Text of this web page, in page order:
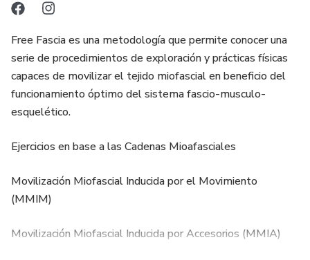
8. Cadena miofascial Línea Funcional Posterior (LFP)
9. Cadena miofascial Línea Lateral (LL)
10. Cadena miofascial Línea Anterior/Posterior –
Superficial/Profunda de los Brazos
(LASB/LAPB-LPSB/LPPB)
11. Cadena miofascial Línea Espiral (LE)
musculatura central (core)
Free Fascia es una metodología que permite conocer una
serie de procedimientos de exploración y prácticas físicas
capaces de movilizar el tejido miofascial en beneficio del
funcionamiento óptimo del sistema fascio-musculo-
esquelético.
Ejercicios en base a las Cadenas Mioafasciales
Movilización Miofascial Inducida por el Movimiento
(MMIM)
Movilización Miofascial Inducida por Accesorios (MMIA)